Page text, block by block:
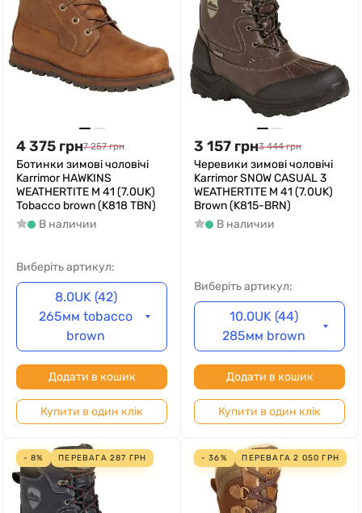
4 375 грн7 257 грн
Ботинки зимові чоловічі
Karrimor HAWKINS
WEATHERTITE M 41 (7.0UK)
Tobacco brown (K818 TBN)
В наличии
Виберіть артикул:
8.0UK (42)
265мм tobacco
brown
Додати в кошик
Купити в один клік
3 157 грн3 444 грн
Черевики зимові чоловічі
Karrimor SNOW CASUAL 3
WEATHERTITE M 41 (7.0UK)
Brown (K815-BRN)
В наличии
Виберіть артикул:
10.0UK (44)
285мм brown
Додати в кошик
Купити в один клік
- 8% ПЕРЕВАГА287 ГРН - 36% ПЕРЕВАГА2 050 ГРН